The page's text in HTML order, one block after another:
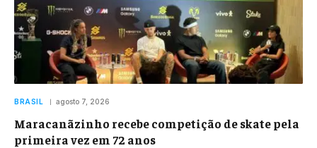
BRASIL agosto 7, 2026
Maracanãzinho recebe competição de skate pela
primeira vez em 72 anos